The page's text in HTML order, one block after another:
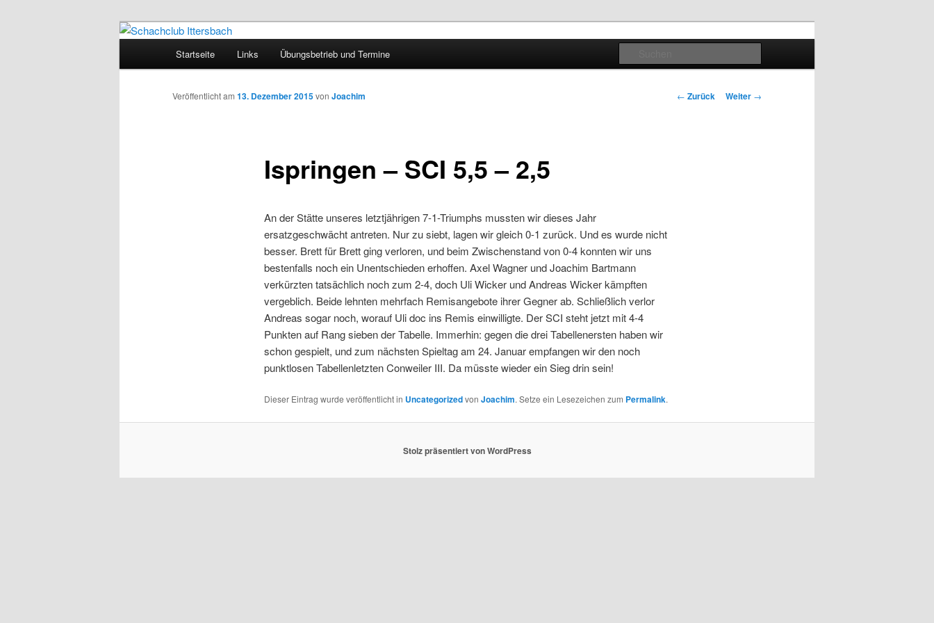
Schachclub Ittersbach
Startseite Links Übungsbetrieb und Termine
Beitragsnavigation
← Zurück Weiter →
Ispringen – SCI 5,5 – 2,5
Veröffentlicht am 13. Dezember 2015von Joachim
An der Stätte unseres letztjährigen 7-1-Triumphs mussten wir dieses Jahr
ersatzgeschwächt antreten. Nur zu siebt, lagen wir gleich 0-1 zurück. Und es wurde nicht
besser. Brett für Brett ging verloren, und beim Zwischenstand von 0-4 konnten wir uns
bestenfalls noch ein Unentschieden erhoffen. Axel Wagner und Joachim Bartmann
verkürzten tatsächlich noch zum 2-4, doch Uli Wicker und Andreas Wicker kämpften
vergeblich. Beide lehnten mehrfach Remisangebote ihrer Gegner ab. Schließlich verlor
Andreas sogar noch, worauf Uli doc ins Remis einwilligte. Der SCI steht jetzt mit 4-4
Punkten auf Rang sieben der Tabelle. Immerhin: gegen die drei Tabellenersten haben wir
schon gespielt, und zum nächsten Spieltag am 24. Januar empfangen wir den noch
punktlosen Tabellenletzten Conweiler III. Da müsste wieder ein Sieg drin sein!
Dieser Eintrag wurde veröffentlicht in Uncategorizedvon Joachim. Setze ein Lesezeichen zum Permalink.
Stolz präsentiert von WordPress